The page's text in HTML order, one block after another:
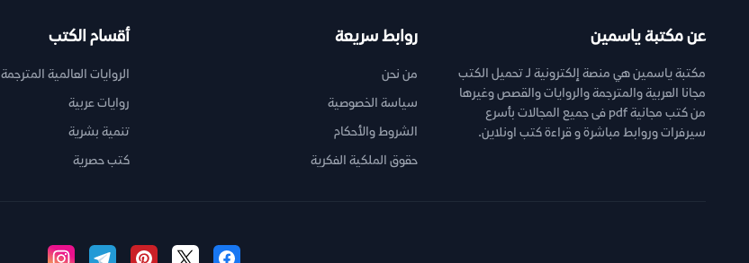
عن مكتبة ياسمين
مكتبة ياسمين هي منصة إلكترونية لـ تحميل الكتب
مجانا العربية والمترجمة والروايات والقصص وغيرها
من كتب مجانية pdf فى جميع المجالات بأسرع
سيرفرات وروابط مباشرة و قراءة كتب اونلاين.
روابط سريعة
من نحن
سياسة الخصوصية
الشروط والأحكام
حقوق الملكية الفكرية
أقسام الكتب
الروايات العالمية المترجمة
روايات عربية
تنمية بشرية
كتب حصرية